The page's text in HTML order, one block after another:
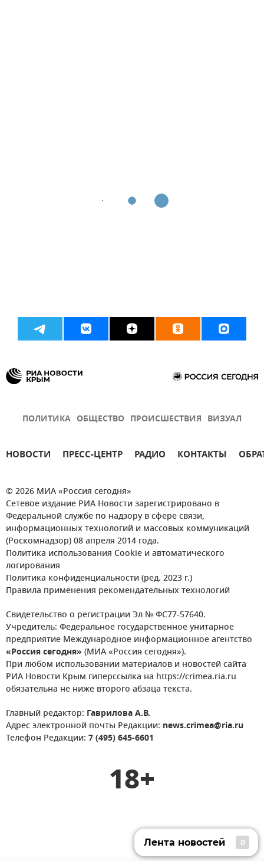
ПОЛИТИКА ОБЩЕСТВО ПРОИСШЕСТВИЯ ВИЗУАЛ
НОВОСТИ ПРЕСС-ЦЕНТР РАДИО КОНТАКТЫ
© 2026 МИА «Россия сегодня»
Сетевое издание РИА Новости зарегистрировано в
Федеральной службе по надзору в сфере связи,
информационных технологий и массовых коммуникаций
(Роскомнадзор) 08 апреля 2014 года.
Политика использования Cookie и автоматического
логирования
Политика конфиденциальности (ред. 2023 г.)
Правила применения рекомендательных технологий
Свидетельство о регистрации Эл № ФС77-57640.
Учредитель: Федеральное государственное унитарное
предприятие Международное информационное агентство
«Россия сегодня» (МИА «Россия сегодня»).
При любом использовании материалов и новостей сайта
РИА Новости Крым гиперссылка на https://crimea.ria.ru
обязательна не ниже второго абзаца текста.
Главный редактор: Гаврилова А.В.
Адрес электронной почты Редакции: news.crimea@ria.ru
Телефон Редакции: 7 (495) 645-6601
18+
Лента новостей 0